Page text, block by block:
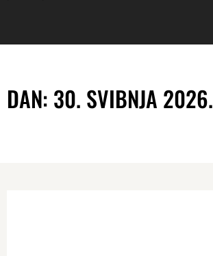
DAN: 30. SVIBNJA 2026.